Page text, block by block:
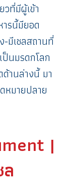
ที่มีผู้เข้า
รนี้มียอด
-มีเชลสถานที่
นมรดกโลก
านล่างนี้ มา
หมายปลาย
|